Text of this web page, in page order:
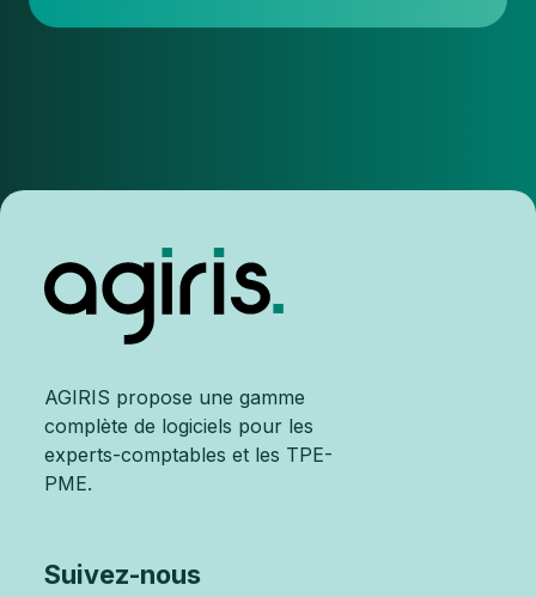
AGIRIS propose une gamme
complète de logiciels pour les
experts-comptables et les TPE-
PME.
Suivez-nous